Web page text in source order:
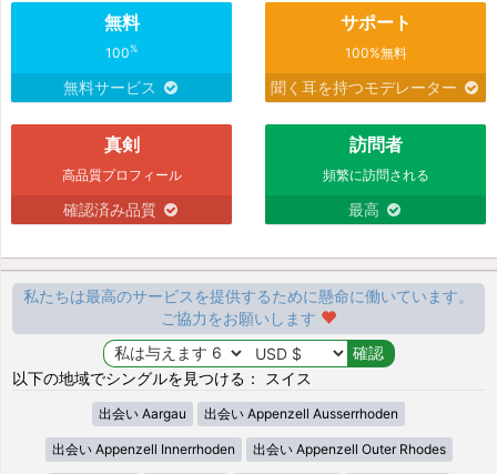
無料
100%
無料サービス
サポート
100%無料
聞く耳を持つモデレーター
真剣
高品質プロフィール
確認済み品質
訪問者
頻繁に訪問される
最高
私たちは最高のサービスを提供するために懸命に働いています。
ご協力をお願いします
以下の地域でシングルを見つける： スイス
出会い Aargau 出会い Appenzell Ausserrhoden
出会い Appenzell Innerrhoden 出会い Appenzell Outer Rhodes